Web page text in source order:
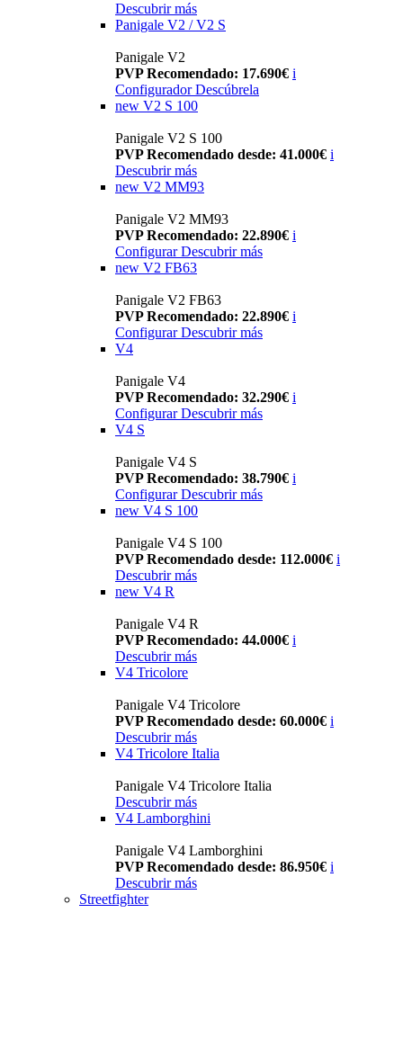
Descubrir más
Panigale V2 / V2 S
Panigale V2
PVP Recomendado: 17.690€ i
Configurador Descúbrela
new V2 S 100
Panigale V2 S 100
PVP Recomendado desde: 41.000€ i
Descubrir más
new V2 MM93
Panigale V2 MM93
PVP Recomendado: 22.890€ i
Configurar Descubrir más
new V2 FB63
Panigale V2 FB63
PVP Recomendado: 22.890€ i
Configurar Descubrir más
V4
Panigale V4
PVP Recomendado: 32.290€ i
Configurar Descubrir más
V4 S
Panigale V4 S
PVP Recomendado: 38.790€ i
Configurar Descubrir más
new V4 S 100
Panigale V4 S 100
PVP Recomendado desde: 112.000€ i
Descubrir más
new V4 R
Panigale V4 R
PVP Recomendado: 44.000€ i
Descubrir más
V4 Tricolore
Panigale V4 Tricolore
PVP Recomendado desde: 60.000€ i
Descubrir más
V4 Tricolore Italia
Panigale V4 Tricolore Italia
Descubrir más
V4 Lamborghini
Panigale V4 Lamborghini
PVP Recomendado desde: 86.950€ i
Descubrir más
Streetfighter